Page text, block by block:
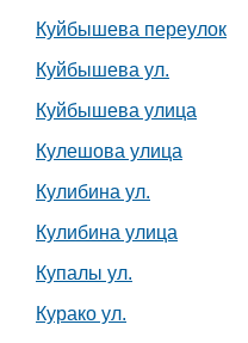
Куйбышева переулок
Куйбышева ул.
Куйбышева улица
Кулешова улица
Кулибина ул.
Кулибина улица
Купалы ул.
Курако ул.